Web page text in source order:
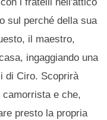
sul perché della sua
il maestro,
ingaggiando una
di Ciro. Scoprirà
e che,
presto la propria